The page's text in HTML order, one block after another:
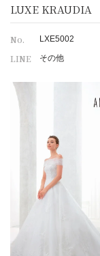
LUXE KRAUDIA
No. LXE5002
LINE その他